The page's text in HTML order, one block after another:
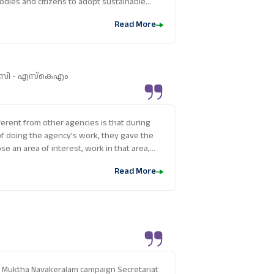
treatment, Suchitwa Mission has set a
building programs have played a key
and greener state.
Read More
സി - എസ്‌കെഎം
from other agencies is that during
doing the agency's work, they gave the
an area of interest, work in that area,
During the two-month internship, I was
Read More
Navakeralam campaign Secretariat